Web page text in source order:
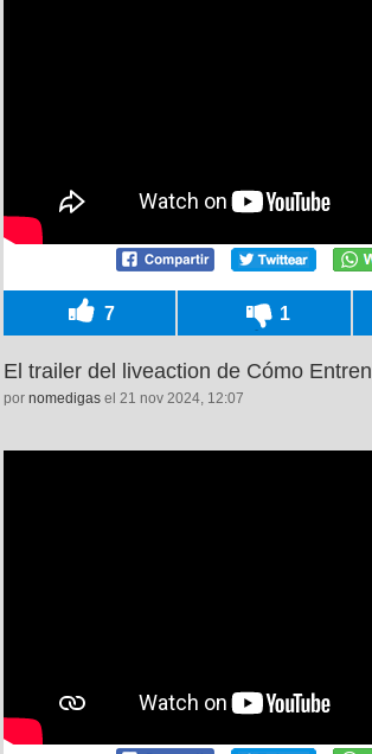
7 1
El trailer del liveaction de Cómo
por nomedigas el 21 nov 2024, 12:07